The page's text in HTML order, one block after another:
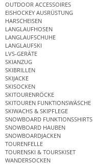
OUTDOOR ACCESSOIRES
EISHOCKEY AUSRÜSTUNG
HARSCHEISEN
LANGLAUFHOSEN
LANGLAUFSCHUHE
LANGLAUFSKI
LVS-GERÄTE
SKIANZUG
SKIBRILLEN
SKIJACKE
SKISOCKEN
SKITOURENRÖCKE
SKITOUREN FUNKTIONSWÄSCHE
SKIWACHS & SKIPFLEGE
SNOWBOARD FUNKTIONSSHIRTS
SNOWBOARD HAUBEN
SNOWBOARDJACKEN
TOURENFELLE
TOURENSKI & TOURSKISET
WANDERSOCKEN